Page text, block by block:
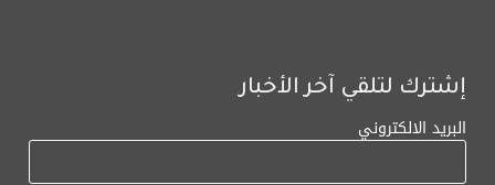
إشترك لتلقي آخر الأخبار
البريد الالكتروني